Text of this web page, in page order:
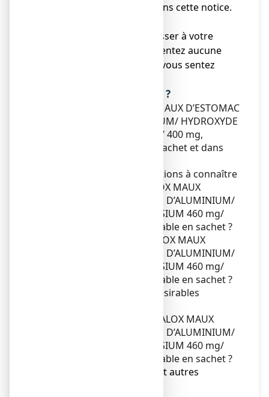
serait pas mentionné dans cette notice.
● Vous devez vous adresser à votre
médecin si vous ne ressentez aucune
amélioration ou si vous vous sentez
Que contient cette notice ?
1. Qu'est-ce que MAALOX MAUX D’ESTOMAC
HYDROXYDE D’ALUMINIUM/ HYDROXYDE
DE MAGNESIUM 460 mg/ 400 mg,
suspension buvable en sachet et dans
2. Quelles sont les informations à connaître
avant de prendre MAALOX MAUX
D’ESTOMAC HYDROXYDE D’ALUMINIUM/
HYDROXYDE DE MAGNESIUM 460 mg/
400 mg, suspension buvable en sachet ?
3. Comment prendre MAALOX MAUX
D’ESTOMAC HYDROXYDE D’ALUMINIUM/
HYDROXYDE DE MAGNESIUM 460 mg/
400 mg, suspension buvable en sachet ?
4. Quels sont les effets indésirables
5. Comment conserver MAALOX MAUX
D’ESTOMAC HYDROXYDE D’ALUMINIUM/
HYDROXYDE DE MAGNESIUM 460 mg/
400 mg, suspension buvable en sachet ?
6. Contenu de l’emballage et autres